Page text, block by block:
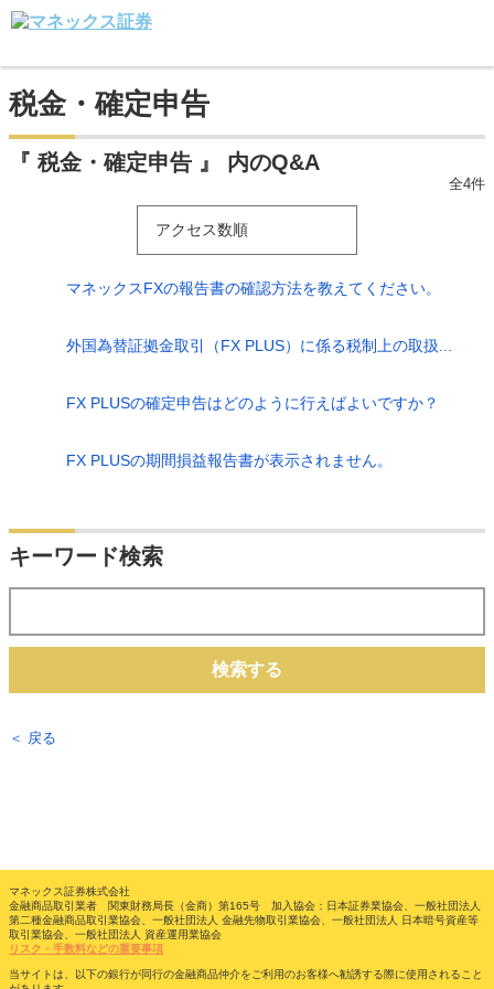
税金・確定申告
『 税金・確定申告 』 内のQ&A
全4件
アクセス数順
マネックスFXの報告書の確認方法を教えてください。
外国為替証拠金取引（FX PLUS）に係る税制上の取扱...
FX PLUSの確定申告はどのように行えばよいですか？
FX PLUSの期間損益報告書が表示されません。
キーワード検索
検索する
＜ 戻る
マネックス証券株式会社
金融商品取引業者 関東財務局長（金商）第165号 加入協会：日本証券業協会、一般社団法人
第二種金融商品取引業協会、一般社団法人 金融先物取引業協会、一般社団法人 日本暗号資産等
取引業協会、一般社団法人 資産運用業協会
リスク・手数料などの重要事項
当サイトは、以下の銀行が同行の金融商品仲介をご利用のお客様へ勧誘する際に使用されること